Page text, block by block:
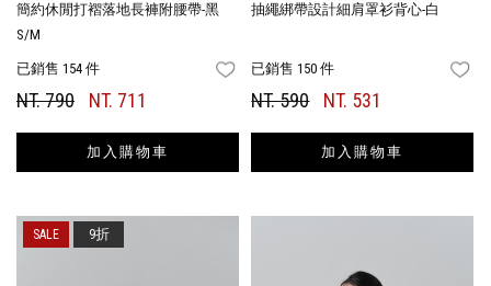
簡約休閒打褶落地長褲附腰帶-黑
S/M
已銷售 154 件 FAVORITES
NT. 790 NT. 711
加入購物車
抽繩綁帶設計細肩罩衫背心-白
已銷售 150 件
NT. 590 NT. 531
加入購物車
9折